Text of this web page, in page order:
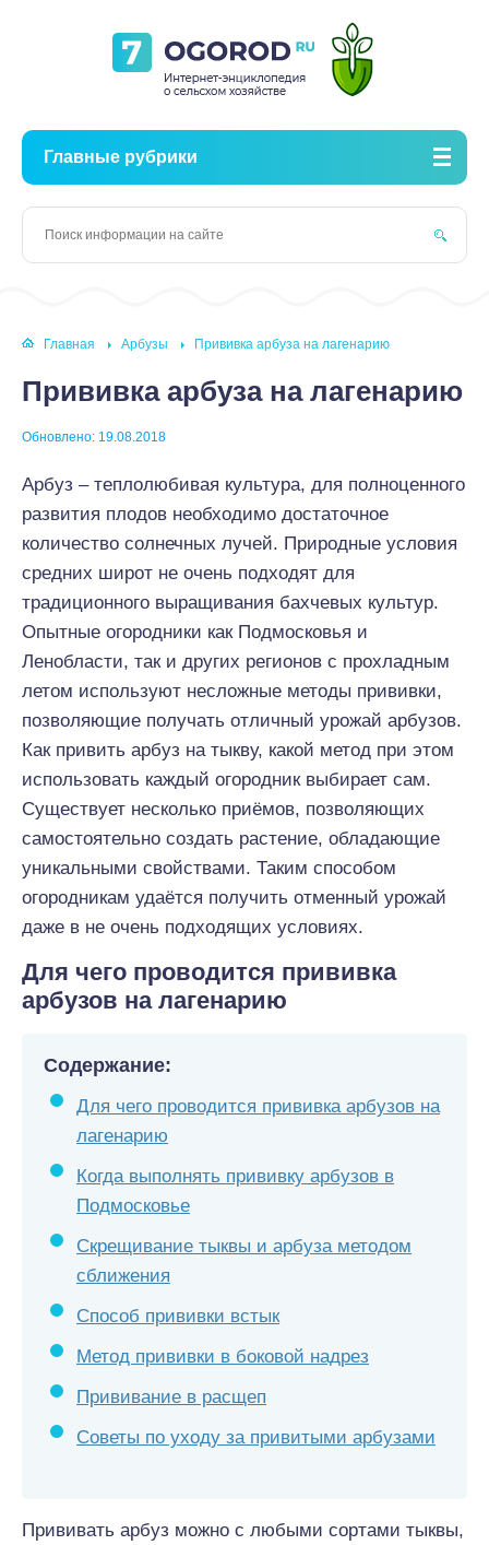
Главные рубрики
Главная Арбузы Прививка арбуза на лагенарию
Прививка арбуза на лагенарию
Обновлено: 19.08.2018
Арбуз – теплолюбивая культура, для полноценного
развития плодов необходимо достаточное
количество солнечных лучей. Природные условия
средних широт не очень подходят для
традиционного выращивания бахчевых культур.
Опытные огородники как Подмосковья и
Ленобласти, так и других регионов с прохладным
летом используют несложные методы прививки,
позволяющие получать отличный урожай арбузов.
Как привить арбуз на тыкву, какой метод при этом
использовать каждый огородник выбирает сам.
Существует несколько приёмов, позволяющих
самостоятельно создать растение, обладающие
уникальными свойствами. Таким способом
огородникам удаётся получить отменный урожай
даже в не очень подходящих условиях.
Для чего проводится прививка
арбузов на лагенарию
Содержание:
Для чего проводится прививка арбузов на
лагенарию
Когда выполнять прививку арбузов в
Подмосковье
Скрещивание тыквы и арбуза методом
сближения
Способ прививки встык
Метод прививки в боковой надрез
Прививание в расщеп
Советы по уходу за привитыми арбузами
Прививать арбуз можно с любыми сортами тыквы,